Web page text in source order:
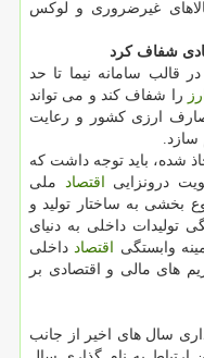
غیرضروری و لوكس
شفاف كرد
سامانه نیما تا حد
را شفاف كند و می تواند
ارزی كشور و رعایت
شده، باید توجه داشت كه
درونزایی اقتصاد
ملی
بخشی به ساختار تولید و
تولیدات داخلی به دنیای
وابستگی اقتصاد داخلی
های مالی و اقتصادی بر
سال های اخیر از جانب